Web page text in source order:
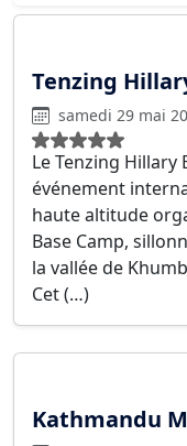
Tenzing
samedi 29 mai
Le Tenzing
événement
haute altitude
Base Camp,
la vallée de
Cet (…)
Kathmandu